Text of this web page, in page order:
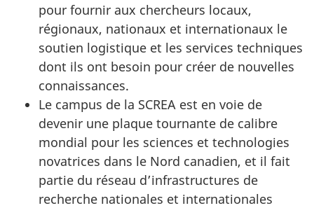
pour fournir aux chercheurs locaux,
régionaux, nationaux et internationaux le
soutien logistique et les services techniques
dont ils ont besoin pour créer de nouvelles
connaissances.
Le campus de la SCREA est en voie de
devenir une plaque tournante de calibre
mondial pour les sciences et technologies
novatrices dans le Nord canadien, et il fait
partie du réseau d’infrastructures de
recherche nationales et internationales